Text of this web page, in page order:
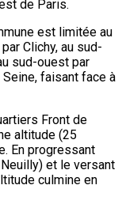
de Paris.
est limitée au
Clichy, au sud-
sud-ouest par
faisant face à
Front de
altitude (25
En progressant
et le versant
culmine en